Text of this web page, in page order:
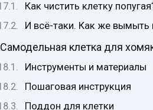
Как чистить клетку
И всё-таки. Как же вымыть
Самодельная клетка для
Инструменты и материалы
Пошаговая инструкция
Поддон для клетки